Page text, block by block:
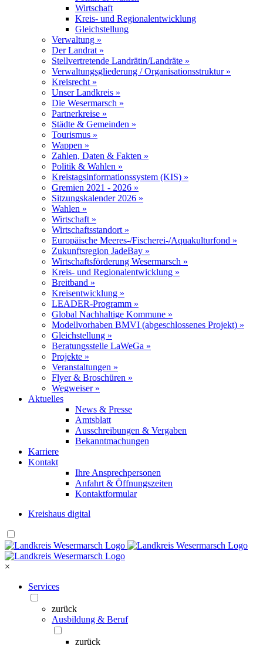
Wirtschaft
Kreis- und Regionalentwicklung
Gleichstellung
Verwaltung »
Der Landrat »
Stellvertretende Landrätin/Landräte »
Verwaltungsgliederung / Organisationsstruktur »
Kreisrecht »
Unser Landkreis »
Die Wesermarsch »
Partnerkreise »
Städte & Gemeinden »
Tourismus »
Wappen »
Zahlen, Daten & Fakten »
Politik & Wahlen »
Kreistagsinformationssystem (KIS) »
Gremien 2021 - 2026 »
Sitzungskalender 2026 »
Wahlen »
Wirtschaft »
Wirtschaftsstandort »
Europäische Meeres-/Fischerei-/Aquakulturfond »
Zukunftsregion JadeBay »
Wirtschaftsförderung Wesermarsch »
Kreis- und Regionalentwicklung »
Breitband »
Kreisentwicklung »
LEADER-Programm »
Global Nachhaltige Kommune »
Modellvorhaben BMVI (abgeschlossenes Projekt) »
Gleichstellung »
Beratungsstelle LaWeGa »
Projekte »
Veranstaltungen »
Flyer & Broschüren »
Wegweiser »
Aktuelles
News & Presse
Amtsblatt
Ausschreibungen & Vergaben
Bekanntmachungen
Karriere
Kontakt
Ihre Ansprechpersonen
Anfahrt & Öffnungszeiten
Kontaktformular
Kreishaus digital
×
Services
zurück
Ausbildung & Beruf
zurück